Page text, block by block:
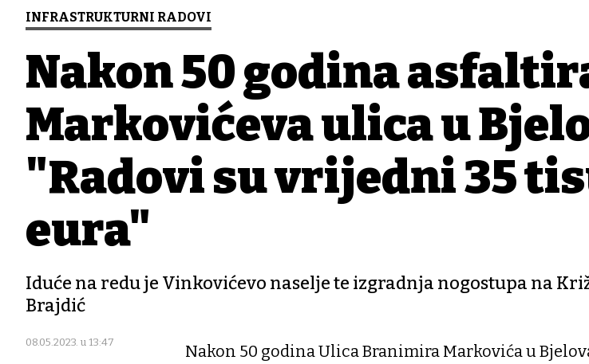
INFRASTRUKTURNI RADOVI
Nakon 50 godina
Markovićeva ulica u
"Radovi su vrijedni 35
eura"
Iduće na redu je Vinkovićevo naselje te izgradnja nogostupa na
Brajdić
08.05.2023. u 13:47
Nakon 50 godina Ulica Branimira Markovića u